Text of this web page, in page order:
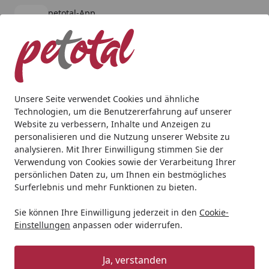
Unsere Seite verwendet Cookies und ähnliche
Technologien, um die Benutzererfahrung auf unserer
Website zu verbessern, Inhalte und Anzeigen zu
personalisieren und die Nutzung unserer Website zu
analysieren. Mit Ihrer Einwilligung stimmen Sie der
Verwendung von Cookies sowie der Verarbeitung Ihrer
persönlichen Daten zu, um Ihnen ein bestmögliches
Surferlebnis und mehr Funktionen zu bieten.
Sie können Ihre Einwilligung jederzeit in den Cookie-
Einstellungen anpassen oder widerrufen.
Ja, verstanden
petotal-App
kostenlos - Im App Store
Alle Produkte
Mein Konto
Suchen
Startseite
Geschenkideen Geschenkideen für Hunde
TRIXIE Liegematte Viviana, altrosa